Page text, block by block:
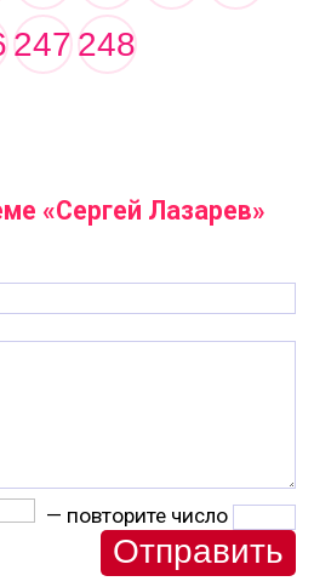
247248
«Сергей Лазарев»
— повторите число